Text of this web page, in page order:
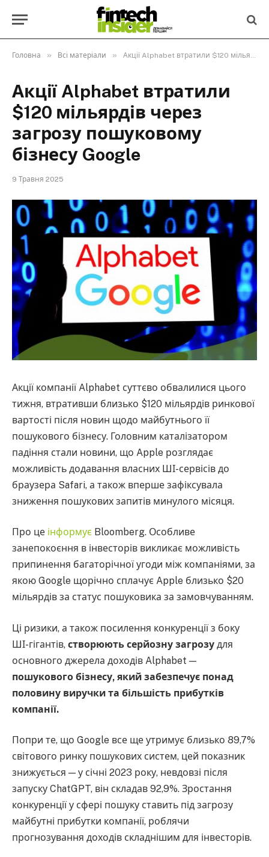
Головна » Всі матеріали » Акції Alphabet втратили $120 мільярдів через загрозу пошуковому бізнесу Google
Акції Alphabet втратили
$120 мільярдів через
загрозу пошуковому
бізнесу Google
9 Травня 2025
Акції компанії Alphabet суттєво обвалилися цього
тижня, втративши близько $120 мільярдів ринкової
вартості після новин щодо майбутнього її
пошукового бізнесу. Головним каталізатором
падіння стали новини, що Apple розглядає
можливість додавання власних ШІ-сервісів до
браузера Safari, а також вперше зафіксувала
зниження пошукових запитів минулого місяця.
Про це інформує Bloomberg. Особливе
занепокоєння в інвесторів викликає можливість
припинення багаторічної угоди між компаніями, за
якою Google щорічно сплачує Apple близько $20
мільярдів за статус пошуковика за замовчуванням.
Ці ризики, а також посилення конкуренції з боку
ШІ-гігантів, створюють серйозну загрозу для
основного джерела доходів Alphabet —
пошукового бізнесу, який забезпечує понад
половину виручки та більшість прибутків
компанії.
Попри те, що Google все ще утримує близько 89,7%
світового ринку пошукових систем, цей показник
знижується — у січні 2023 року, невдовзі після
запуску ChatGPT, він складав 92,9%. Зростання
конкуренції у сфері пошуку ставить під загрозу
майбутні прибутки компанії, роблячи
прогнозування доходів складнішим для інвесторів.